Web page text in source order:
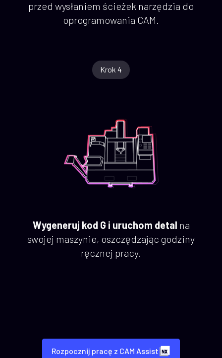
przed wysłaniem ścieżek narzędzia do
oprogramowania CAM.
Krok 4
Wygeneruj kod G i uruchom detal na
swojej maszynie, oszczędzając godziny
ręcznej pracy.
Rozpocznij pracę z CAM Assist